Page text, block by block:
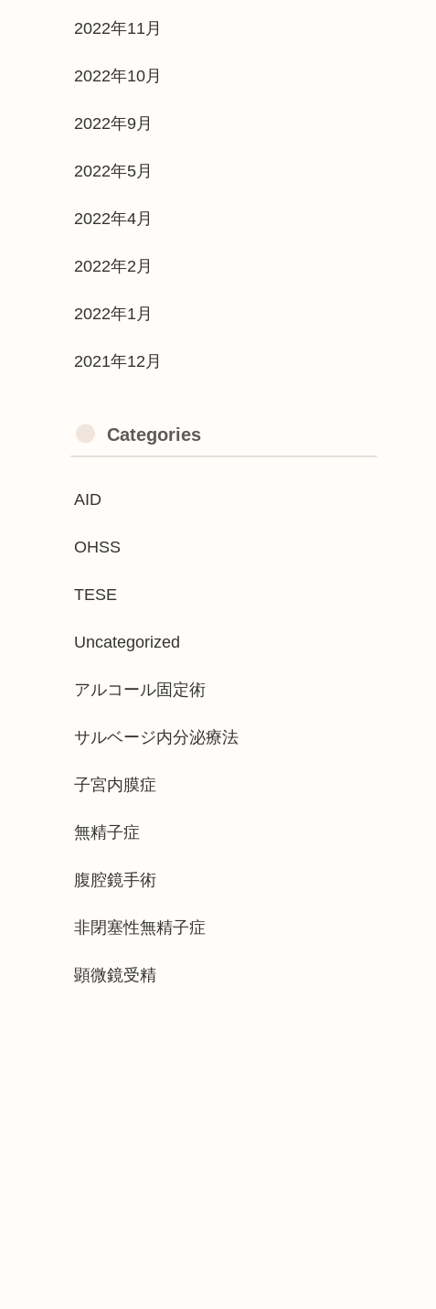
2022年11月
2022年10月
2022年9月
2022年5月
2022年4月
2022年2月
2022年1月
2021年12月
Categories
AID
OHSS
TESE
Uncategorized
アルコール固定術
サルベージ内分泌療法
子宮内膜症
無精子症
腹腔鏡手術
非閉塞性無精子症
顕微鏡受精